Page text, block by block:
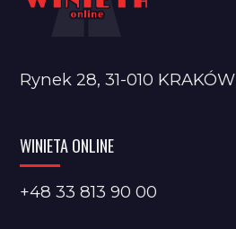
Rynek 28, 31-010 KRAKÓW
WINIETA ONLINE
+48 33 813 90 00